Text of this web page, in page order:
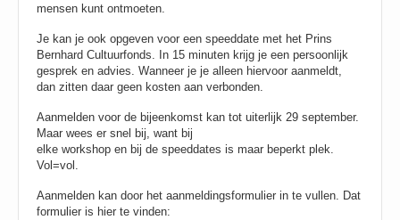
mensen kunt ontmoeten.
Je kan je ook opgeven voor een speeddate met het Prins
Bernhard Cultuurfonds. In 15 minuten krijg je een persoonlijk
gesprek en advies. Wanneer je je alleen hiervoor aanmeldt,
dan zitten daar geen kosten aan verbonden.
Aanmelden voor de bijeenkomst kan tot uiterlijk 29 september.
Maar wees er snel bij, want bij
elke workshop en bij de speeddates is maar beperkt plek.
Vol=vol.
Aanmelden kan door het aanmeldingsformulier in te vullen. Dat
formulier is hier te vinden: